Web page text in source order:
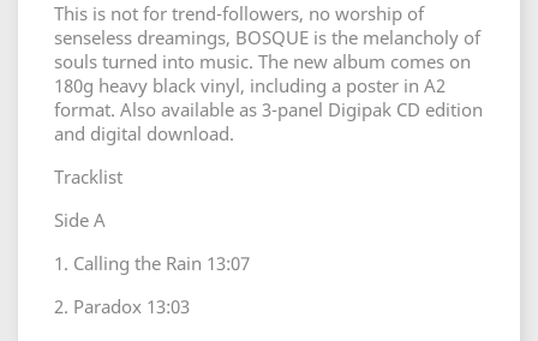
This is not for trend-followers, no worship of
senseless dreamings, BOSQUE is the melancholy of
souls turned into music. The new album comes on
180g heavy black vinyl, including a poster in A2
format. Also available as 3-panel Digipak CD edition
and digital download.
Tracklist
Side A
1. Calling the Rain 13:07
2. Paradox 13:03